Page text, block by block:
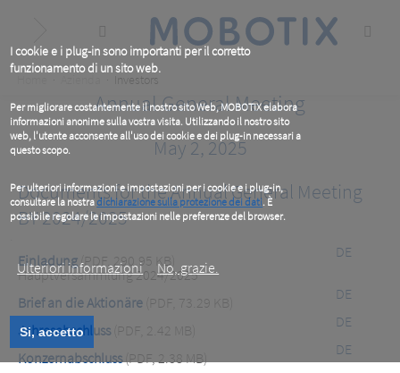
I cookie e i plug-in sono importanti per il corretto
funzionamento di un sito web.
Per migliorare costantemente il nostro sito Web, MOBOTIX elabora
informazioni anonime sulla vostra visita. Utilizzando il nostro sito
web, l'utente acconsente all'uso dei cookie e dei plug-in necessari a
questo scopo.
Per ulteriori informazioni e impostazioni per i cookie e i plug-in,
consultare la nostradichiarazione sulla protezione dei dati. È
possibile regolare le impostazioni nelle preferenze del browser.
Ulteriori informazioni
No, grazie.
Si, accetto
content
Investors
Annual General Meeting
May 2, 2025
Documents for the Annual General Meeting
BY 2024/2025
Einladung(PDF, 290.95 KB)
Hauptversammlung 2024/2025
DE
Brief an die Aktionäre (PDF, 73.29 KB) DE
Jahresabschluss (PDF, 2.42 MB) DE
Konzernabschluss(PDF, 2.38 MB) DE